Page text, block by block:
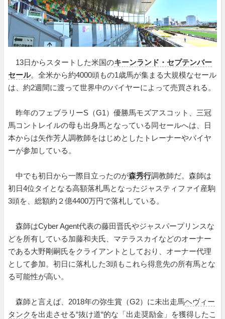
13日からスタートした米国のキーンランド・セプテンバー
セール。全米から約4000頭もの1歳馬が集まる大規模なセール
は、約2週間に渡って世界中のバイヤーによって売買される。
昨年のフェブラリーS（G1）優勝馬モズアスコット、三冠
馬コントレイルの母も出身馬となっている同セールへは、日
本からは矢作芳人調教師をはじめとしたトレーナーやバイヤ
ーが参加している。
中でも初日から一際目立ったのが森秀行調教師だ。森師は
初日4位タイとなる高額落札馬となったジャスティファイ産駒
3頭を、総額約２億4400万円で落札している。
森師はCyber Agent代表の藤田晋氏やジャスパープリンスな
どを所有している加藤和夫氏、マテラスカイなどのオーナー
である大野剛嗣氏をクライアントとしており、オーナー代理
として参加。初日に落札した3頭もこれら得意先の所有馬とな
る可能性が高い。
森師と言えば、2018年の弥生賞（G2）に未出走馬ヘヴィー
タンク を出走させる“抜け道“的な「出走奨励金」を獲得したこ